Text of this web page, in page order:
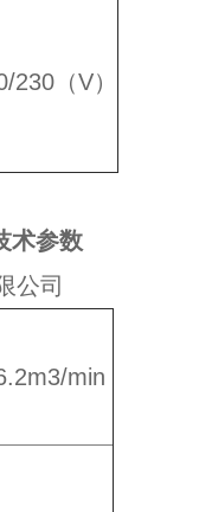
230（V）
术参数
公司
min